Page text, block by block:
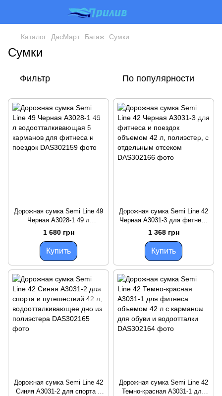
Каталог ДасМарт Багаж Сумки
Сумки
Фильтр По популярности
Дорожная сумка Semi Line 49
Черная A3028-1 49 л
водоотталкивающая 5
карманов для фитнеса и
поездок
1 680 грн
Купить
Дорожная сумка Semi Line 42
Черная A3031-3 для фитнеса
и поездок объемом 42 л,
полиэстер, с отдельным
отсеком
1 368 грн
Купить
Дорожная сумка Semi Line 42
Синяя A3031-2 для спорта и
Дорожная сумка Semi Line 42
Темно-красная A3031-1 для